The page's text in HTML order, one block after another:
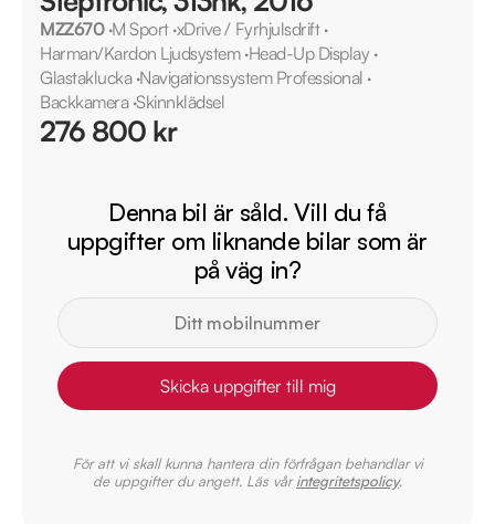
MZZ670·M Sport·xDrive / Fyrhjulsdrift·
Harman/Kardon Ljudsystem·Head-Up Display ·
Glastaklucka·Navigationssystem Professional ·
Backkamera·Skinnklädsel
276 800 kr
Denna bil är såld. Vill du få
uppgifter om liknande bilar som är
på väg in?
Skicka uppgifter till mig
För att vi skall kunna hantera din förfrågan behandlar vi
de uppgifter du angett. Läs vårintegritetspolicy.